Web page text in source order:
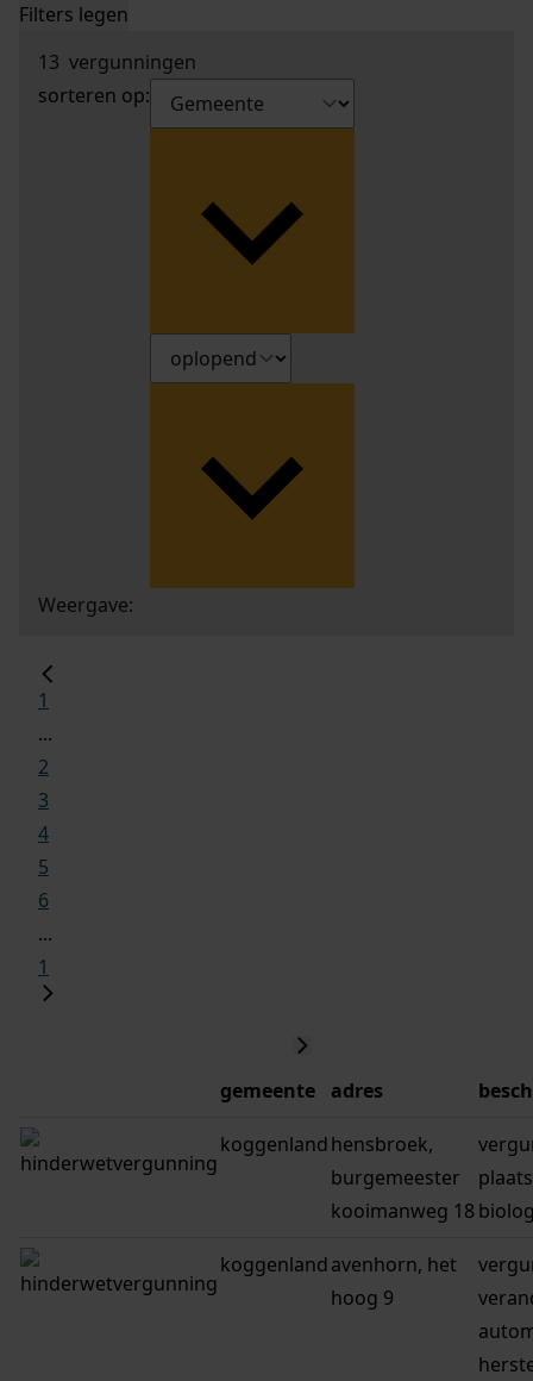
Filters legen
13 vergunningen
sorteren op:
Weergave:
1
...
2
3
4
5
6
...
1
gemeente adres
koggenlandhensbroek,
burgemeester
kooimanweg 18
koggenlandavenhorn, het
hoog 9